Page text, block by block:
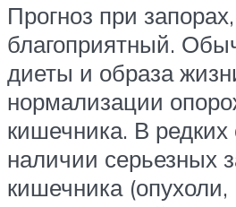
Прогноз при
благоприятный.
диеты и образа
нормализации
кишечника. В редких
наличии серьезных
кишечника (опухоли,